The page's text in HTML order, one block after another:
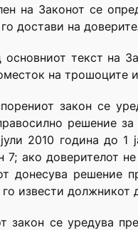
на Законот се
достави на
текст на
на трошоците
закон се
решение
2010 година до 1
7; ако доверителот
донесува решение
извести должникот
закон се уредува